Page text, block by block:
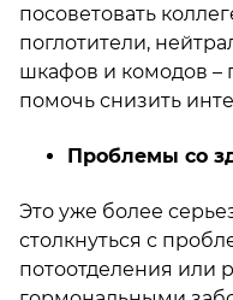
посоветовать
поглотители,
шкафов и комодов –
помочь снизить
Проблемы со
Это уже более
столкнуться с
потоотделения или